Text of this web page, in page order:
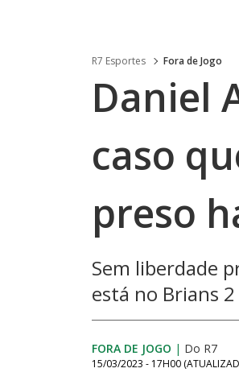
R7 Esportes Fora de Jogo
Daniel
caso
preso
Sem liberdade
está no Brians
FORA DE JOGO | Do R7
15/03/2023 - 17H00